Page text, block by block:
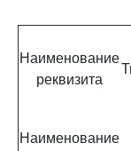
Наименование
реквизита
Наименование